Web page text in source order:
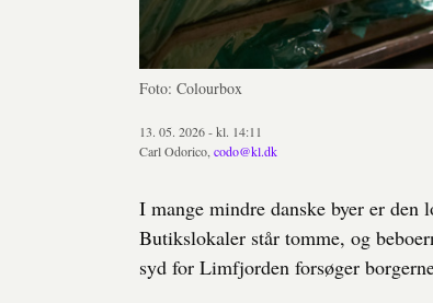
Foto: Colourbox
13. 05. 2026 - kl. 14:11
Carl Odorico, codo@kl.dk
I mange mindre danske byer er den
Butikslokaler står tomme, og
syd for Limfjorden forsøger